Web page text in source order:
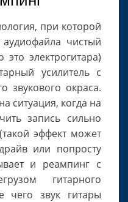
при которой
чистый
электрогитара)
усилитель с
звукового окраса.
ситуация, когда на
запись сильно
эффект может
или попросту
и реампинг с
гитарного
чего звук гитары